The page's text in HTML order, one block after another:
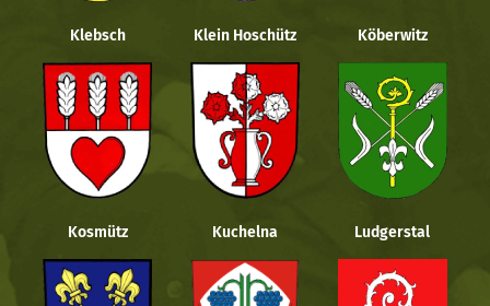
Klebsch Klein Hoschütz Köberwitz
Kosmütz Kuchelna Ludgerstal